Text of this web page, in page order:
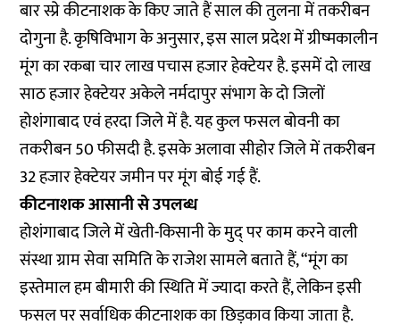
बार स्प्रे कीटनाशक के किए जाते हैं साल की तुलना में तकरीबन
दोगुना है. कृषिविभाग के अनुसार, इस साल प्रदेश में ग्रीष्मकालीन
मूंग का रकबा चार लाख पचास हजार हेक्टेयर है. इसमें दो लाख
साठ हजार हेक्टेयर अकेले नर्मदापुर संभाग के दो जिलों
होशंगाबाद एवं हरदा जिले में है. यह कुल फसल बोवनी का
तकरीबन 50 फीसदी है. इसके अलावा सीहोर जिले में तकरीबन
32 हजार हेक्टेयर जमीन पर मूंग बोई गई हैं.
कीटनाशक आसानी से उपलब्ध
होशंगाबाद जिले में खेती-किसानी के मुद् पर काम करने वाली
संस्था ग्राम सेवा समिति के राजेश सामले बताते हैं, “मूंग का
इस्तेमाल हम बीमारी की स्थिति में ज्यादा करते हैं, लेकिन इसी
फसल पर सर्वाधिक कीटनाशक का छिड़काव किया जाता है.